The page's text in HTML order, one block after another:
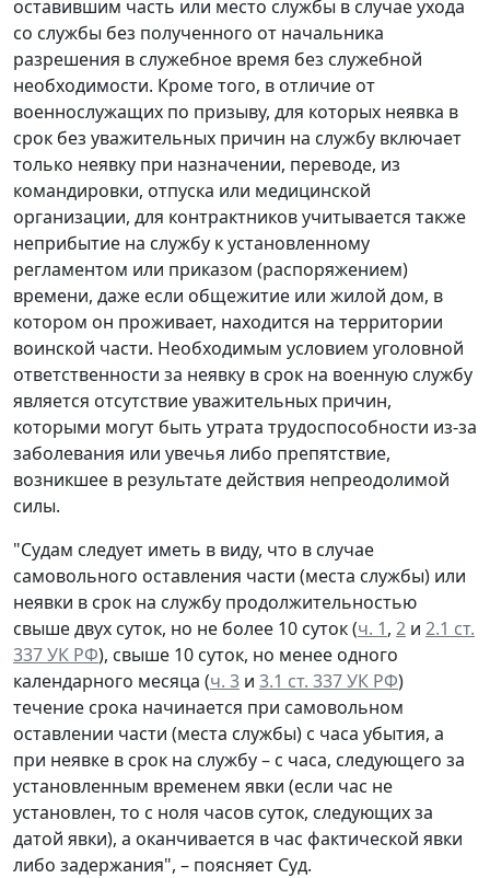
оставившим часть или место службы в случае ухода
со службы без полученного от начальника
разрешения в служебное время без служебной
необходимости. Кроме того, в отличие от
военнослужащих по призыву, для которых неявка в
срок без уважительных причин на службу включает
только неявку при назначении, переводе, из
командировки, отпуска или медицинской
организации, для контрактников учитывается также
неприбытие на службу к установленному
регламентом или приказом (распоряжением)
времени, даже если общежитие или жилой дом, в
котором он проживает, находится на территории
воинской части. Необходимым условием уголовной
ответственности за неявку в срок на военную службу
является отсутствие уважительных причин,
которыми могут быть утрата трудоспособности из-за
заболевания или увечья либо препятствие,
возникшее в результате действия непреодолимой
силы.
"Судам следует иметь в виду, что в случае
самовольного оставления части (места службы) или
неявки в срок на службу продолжительностью
свыше двух суток, но не более 10 суток (ч. 1, 2 и 2.1 ст.
337 УК РФ), свыше 10 суток, но менее одного
календарного месяца (ч. 3 и 3.1 ст. 337 УК РФ)
течение срока начинается при самовольном
оставлении части (места службы) с часа убытия, а
при неявке в срок на службу – с часа, следующего за
установленным временем явки (если час не
установлен, то с ноля часов суток, следующих за
датой явки), а оканчивается в час фактической явки
либо задержания", – поясняет Суд.